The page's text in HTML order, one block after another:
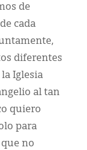
de
cada
diferentes
Iglesia
al tan
quiero
para
que no